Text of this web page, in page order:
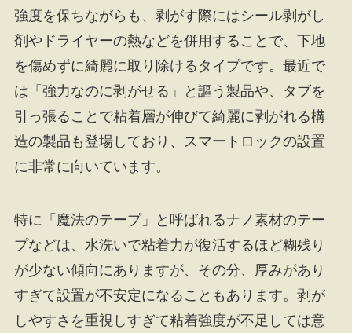
強度を保ちながらも、剥がす際にはシール剥がし
剤やドライヤーの熱などを併用することで、下地
を傷めずに綺麗に取り除けるタイプです。最近で
は「強力なのに剥がせる」と謳う製品や、タブを
引っ張ることで粘着層が伸びて綺麗に剥がれる構
造の製品も登場しており、スマートロックの設置
に非常に向いています。
特に「魔法のテープ」と呼ばれるナノ素材のテー
プなどは、水洗いで粘着力が復活するほど糊残り
が少ない傾向にありますが、その分、厚みがあり
すぎて設置が不安定になることもあります。剥が
しやすさを重視しすぎて粘着強度が不足しては意